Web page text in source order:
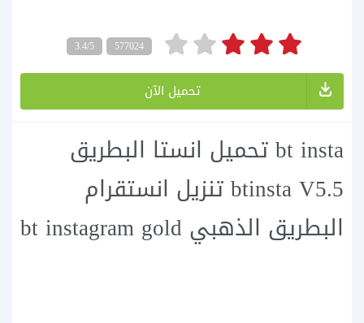
3.4/5 577024
تحميل الآن
bt insta تحميل انستا البطريق
btinsta V5.5 تنزيل انستقرام
البطريق الذهبي bt instagram gold